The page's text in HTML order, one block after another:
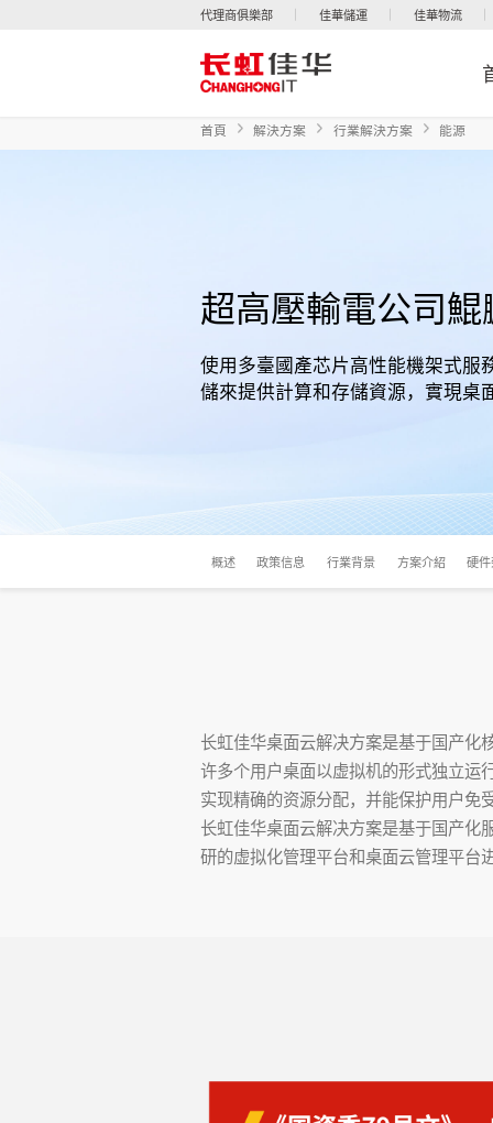
代理商俱樂部 佳華儲運 佳華物流
首頁 解決方案 行業解決方案 能源
超高壓輸電公司
使用多臺國產芯片高性能機架式服
儲來提供計算和存儲資源，實現桌
概述 政策信息 行業背景 方案介紹 硬
长虹佳华桌面云解决方案是基于国产化
许多个用户桌面以虚拟机的形式独立运
实现精确的资源分配，并能保护用户免
长虹佳华桌面云解决方案是基于国产化
研的虚拟化管理平台和桌面云管理平台